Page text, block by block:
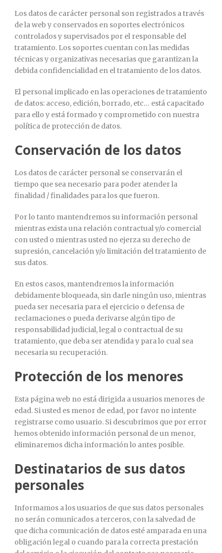
Los datos de carácter personal son registrados a través
de la web y conservados en soportes electrónicos
controlados y supervisados por el responsable del
tratamiento. Los soportes cuentan con las medidas
técnicas y organizativas necesarias que garantizan la
debida confidencialidad en el tratamiento de los datos.
El personal implicado en las operaciones de tratamiento
de datos: acceso, edición, borrado, etc… está capacitado
para ello y está formado y comprometido con nuestra
política de protección de datos.
Conservación de los datos
Los datos de carácter personal se conservarán el
tiempo que sea necesario para poder atender la
finalidad / finalidades para los que fueron.
Por lo tanto mantendremos su información personal
mientras exista una relación contractual y/o comercial
con usted o mientras usted no ejerza su derecho de
supresión, cancelación y/o limitación del tratamiento de
sus datos.
En estos casos, mantendremos la información
debidamente bloqueada, sin darle ningún uso, mientras
pueda ser necesaria para el ejercicio o defensa de
reclamaciones o pueda derivarse algún tipo de
responsabilidad judicial, legal o contractual de su
tratamiento, que deba ser atendida y para lo cual sea
necesaria su recuperación.
Protección de los menores
Esta página web no está dirigida a usuarios menores de
edad. Si usted es menor de edad, por favor no intente
registrarse como usuario. Si descubrimos que por error
hemos obtenido información personal de un menor,
eliminaremos dicha información lo antes posible.
Destinatarios de sus datos
personales
Informamos a los usuarios de que sus datos personales
no serán comunicados a terceros, con la salvedad de
que dicha comunicación de datos esté amparada en una
obligación legal o cuando para la correcta prestación